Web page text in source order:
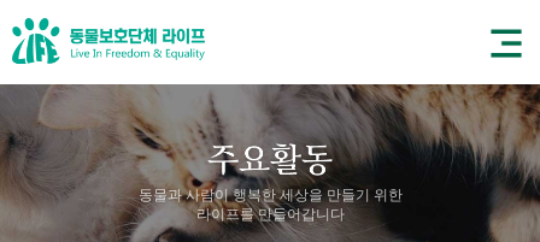
동물과 사람이 행복한 세상을 만들기 위한
라이프를 만들어갑니다